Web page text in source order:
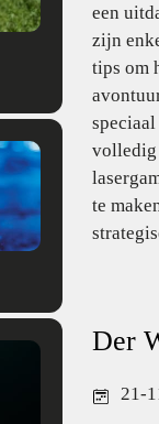
een
zijn
tips om
volledig
te
Der
21-